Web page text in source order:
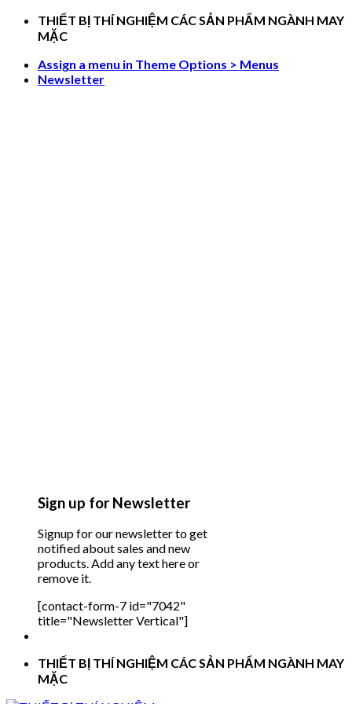
Skip
THIẾT BỊ THÍ NGHIỆM CÁC SẢN PHẨM NGÀNH MAY
MẶC
Assign a menu in Theme Options > Menus
Newsletter
Sign up for Newsletter
Signup for our newsletter to get
notified about sales and new
products. Add any text here or
remove it.
[contact-form-7 id="7042"
title="Newsletter Vertical"]
THIẾT BỊ THÍ NGHIỆM CÁC SẢN PHẨM NGÀNH MAY
MẶC